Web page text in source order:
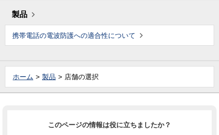
製品
携帯電話の電波防護への適合性について
ホーム 製品 店舗の選択
このページの情報は役に立ちましたか？